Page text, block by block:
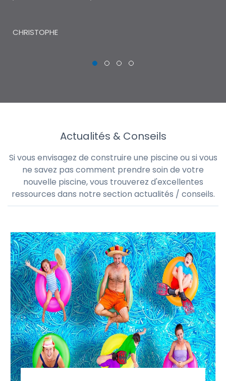
CHRISTOPHE
Actualités & Conseils
Si vous envisagez de construire une piscine ou si vous
ne savez pas comment prendre soin de votre
nouvelle piscine, vous trouverez d'excellentes
ressources dans notre section actualités / conseils.